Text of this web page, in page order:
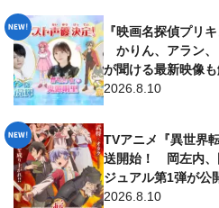
『映画名探偵プリ
かりん、アラン、
が聞ける最新映像
2026.8.10
TVアニメ『異世界
送開始！ 岡左内、
ジュアル第1弾が公
2026.8.10